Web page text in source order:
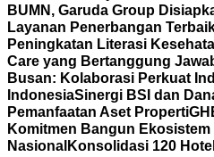
BUMN, Garuda Group
Layanan Penerbangan
Peningkatan Literasi
Care yang Bertanggung
Busan: Kolaborasi Perkuat
IndonesiaSinergi BSI dan
Pemanfaatan Aset Properti
Komitmen Bangun
Nasional Konsolidasi 120